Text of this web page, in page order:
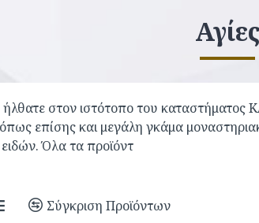
Αγίες
στον ιστότοπο του καταστήματος
επίσης και μεγάλη γκάμα
Όλα τα προϊόντ
Σύγκριση Προϊόντων